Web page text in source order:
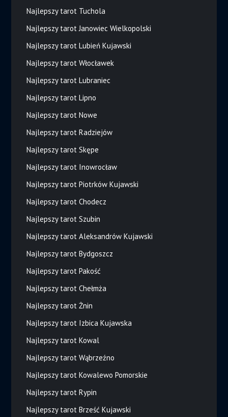
Najlepszy tarot Tuchola
Najlepszy tarot Janowiec Wielkopolski
Najlepszy tarot Lubień Kujawski
Najlepszy tarot Włocławek
Najlepszy tarot Lubraniec
Najlepszy tarot Lipno
Najlepszy tarot Nowe
Najlepszy tarot Radziejów
Najlepszy tarot Skępe
Najlepszy tarot Inowrocław
Najlepszy tarot Piotrków Kujawski
Najlepszy tarot Chodecz
Najlepszy tarot Szubin
Najlepszy tarot Aleksandrów Kujawski
Najlepszy tarot Bydgoszcz
Najlepszy tarot Pakość
Najlepszy tarot Chełmża
Najlepszy tarot Żnin
Najlepszy tarot Izbica Kujawska
Najlepszy tarot Kowal
Najlepszy tarot Wąbrzeźno
Najlepszy tarot Kowalewo Pomorskie
Najlepszy tarot Rypin
Najlepszy tarot Brześć Kujawski